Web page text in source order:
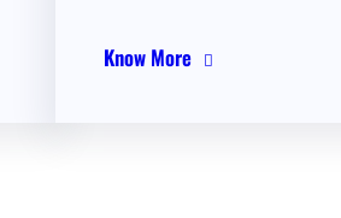
Know More